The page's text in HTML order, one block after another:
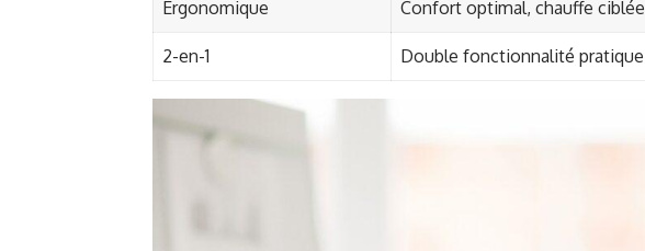
Ergonomique Confort optimal, chauffe ciblée
2-en-1 Double fonctionnalité pratique